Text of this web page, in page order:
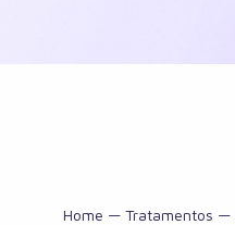
Home — Tratamentos —